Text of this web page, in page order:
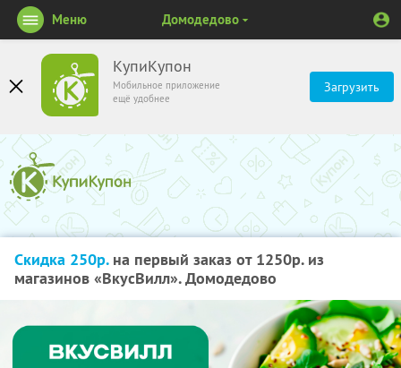
КупиКупон
Мобильное приложение
ещё удобнее
Загрузить
Меню Домодедово
Скидка 250р.на первый заказ от 1250р. из
магазинов «ВкусВилл». Домодедово